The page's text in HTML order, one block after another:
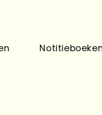
Notitieboeken